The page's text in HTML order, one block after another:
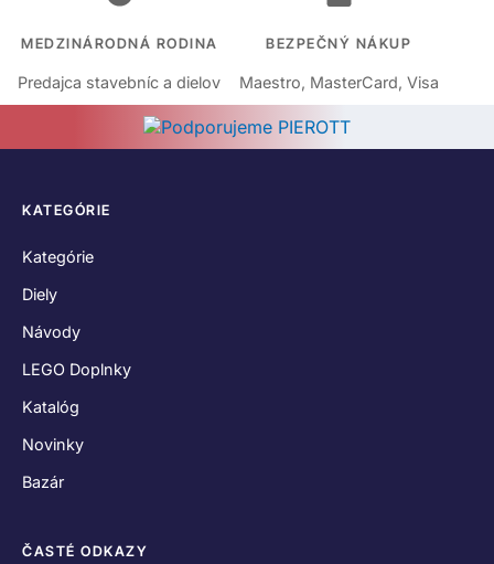
MEDZINÁRODNÁ RODINA
Predajca stavebníc a dielov
BEZPEČNÝ NÁKUP
Maestro, MasterCard, Visa
KATEGÓRIE
Kategórie
Diely
Návody
LEGO Doplnky
Katalóg
Novinky
Bazár
ČASTÉ ODKAZY